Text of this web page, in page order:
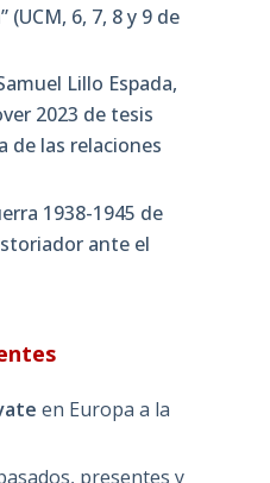
(UCM, 6, 7, 8 y 9 de
Lillo Espada,
2023 de tesis
de las relaciones
1938-1945 de
ante el
en Europa a la
presentes y